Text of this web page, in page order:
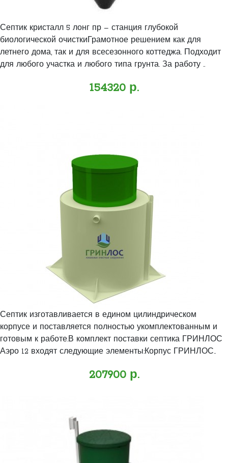
Септик кристалл 5 лонг пр – станция глубокой
биологической очисткиГрамотное решением как для
летнего дома, так и для всесезонного коттеджа. Подходит
для любого участка и любого типа грунта. За работу ..
154320 р.
Септик изготавливается в едином цилиндрическом
корпусе и поставляется полностью укомплектованным и
готовым к работе.В комплект поставки септика ГРИНЛОС
Аэро 12 входят следующие элементы:Корпус ГРИНЛОС..
207900 р.